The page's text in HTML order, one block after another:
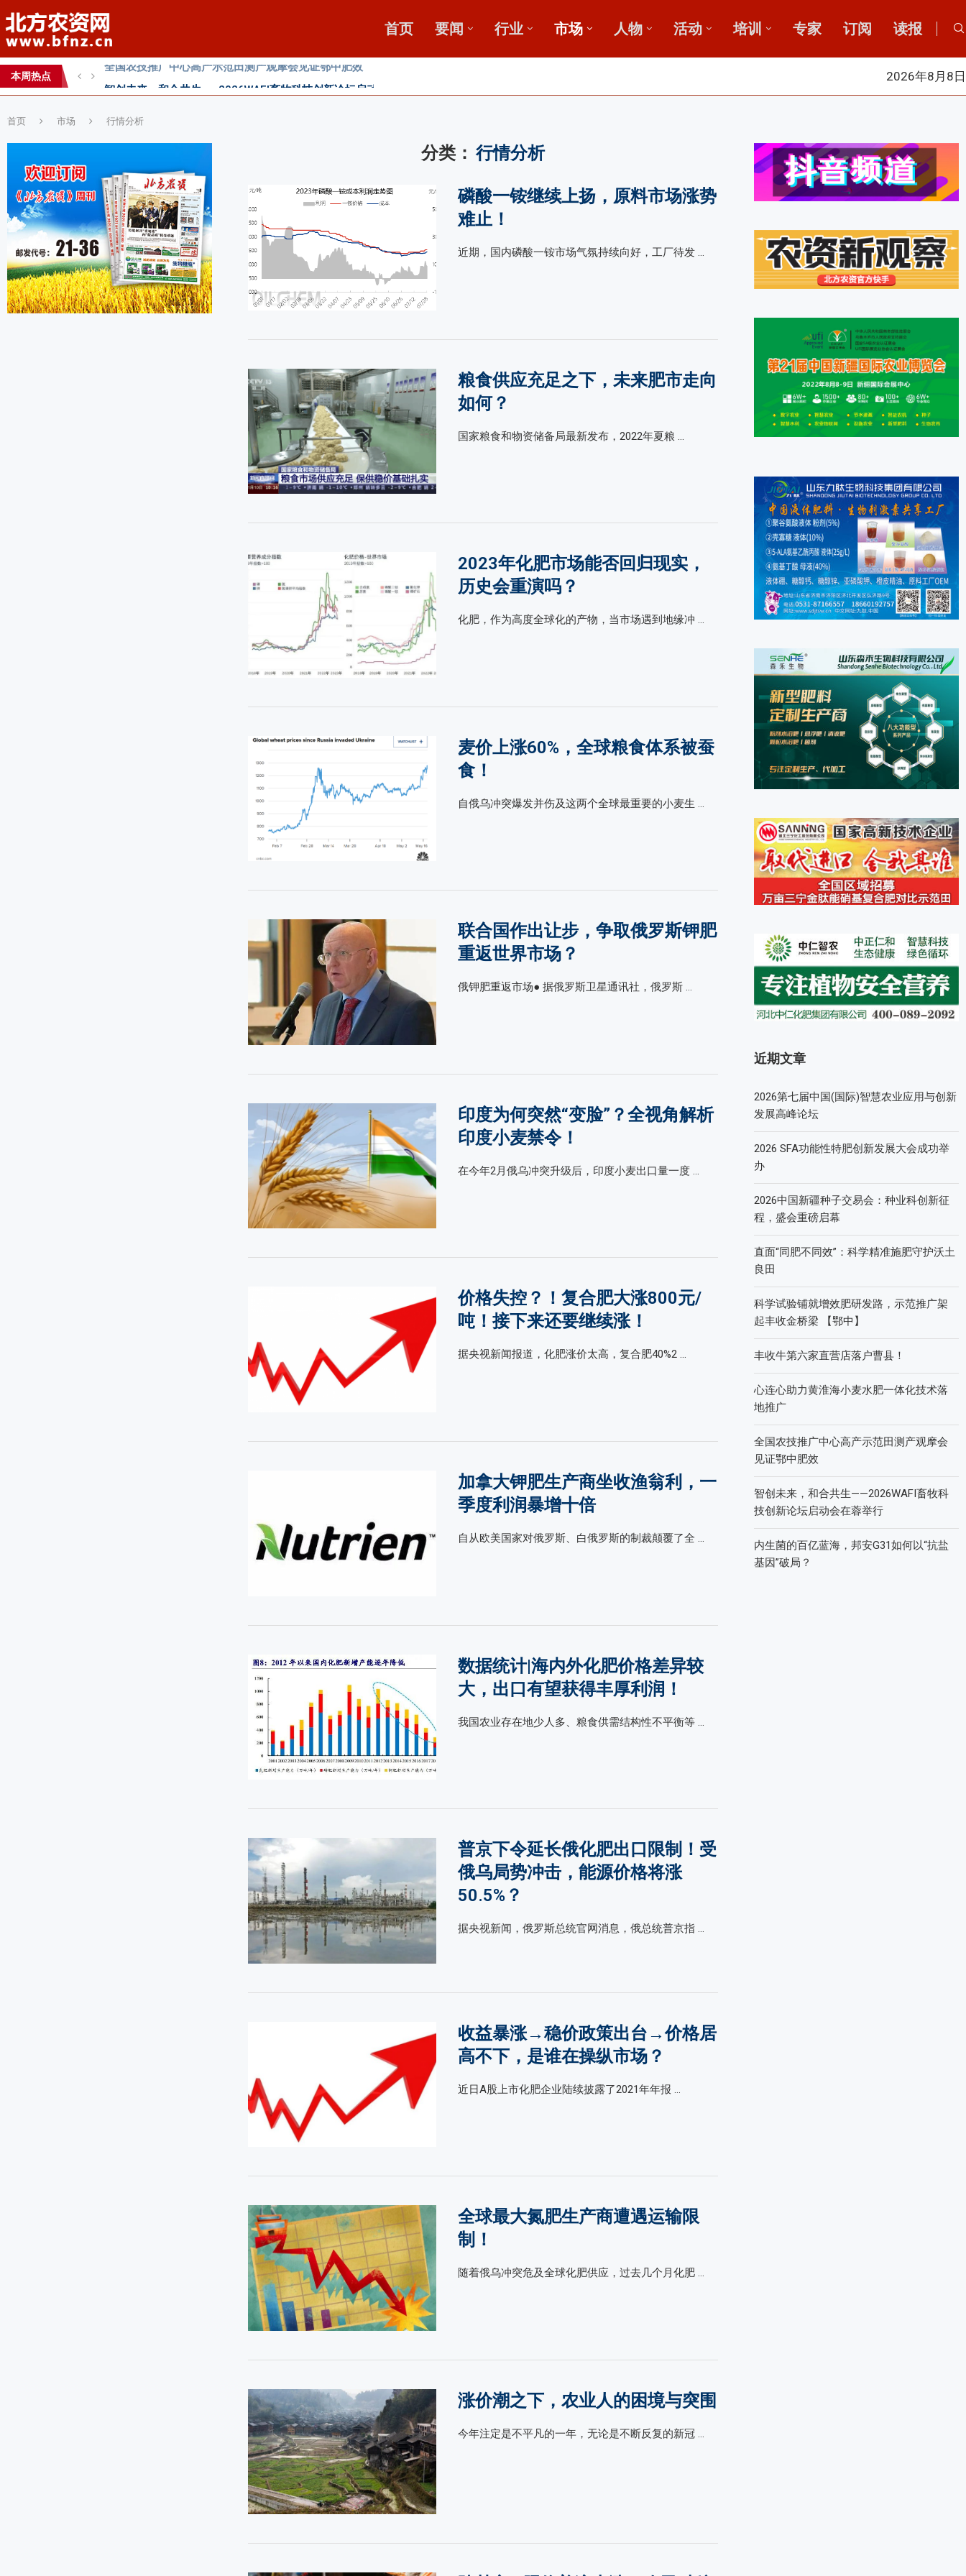
首页 要闻 行业 市场 人物 活动 培训 专家 订阅 读报
本周热点
内生菌的百亿蓝海，邦安G31如何以“抗盐基因”破局？
2026第七届中国(国际)智慧农业应用与创新发展高峰论坛
2026年8月8日
首页 市场 行情分析
分类： 行情分析
磷酸一铵继续上扬，原料市场涨势
难止！
近期，国内磷酸一铵市场气氛持续向好，工厂待发 …
粮食供应充足之下，未来肥市走向
如何？
国家粮食和物资储备局最新发布，2022年夏粮 …
2023年化肥市场能否回归现实，
历史会重演吗？
化肥，作为高度全球化的产物，当市场遇到地缘冲 …
麦价上涨60%，全球粮食体系被蚕
食！
自俄乌冲突爆发并伤及这两个全球最重要的小麦生 …
联合国作出让步，争取俄罗斯钾肥
重返世界市场？
俄钾肥重返市场● 据俄罗斯卫星通讯社，俄罗斯 …
印度为何突然“变脸”？全视角解析
印度小麦禁令！
在今年2月俄乌冲突升级后，印度小麦出口量一度 …
价格失控？！复合肥大涨800元/
吨！接下来还要继续涨！
据央视新闻报道，化肥涨价太高，复合肥40%2 …
加拿大钾肥生产商坐收渔翁利，一
季度利润暴增十倍
自从欧美国家对俄罗斯、白俄罗斯的制裁颠覆了全 …
数据统计|海内外化肥价格差异较
大，出口有望获得丰厚利润！
我国农业存在地少人多、粮食供需结构性不平衡等 …
普京下令延长俄化肥出口限制！受
俄乌局势冲击，能源价格将涨
50.5%？
据央视新闻，俄罗斯总统官网消息，俄总统普京指 …
收益暴涨→稳价政策出台→价格居
高不下，是谁在操纵市场？
近日A股上市化肥企业陆续披露了2021年年报 …
全球最大氮肥生产商遭遇运输限
制！
随着俄乌冲突危及全球化肥供应，过去几个月化肥 …
涨价潮之下，农业人的困境与突围
今年注定是不平凡的一年，无论是不断反复的新冠 …
近期文章
2026第七届中国(国际)智慧农业应用与创新
发展高峰论坛
2026 SFA功能性特肥创新发展大会成功举
办
2026中国新疆种子交易会：种业科创新征
程，盛会重磅启幕
直面“同肥不同效”：科学精准施肥守护沃土
良田
科学试验铺就增效肥研发路，示范推广架
起丰收金桥梁 【鄂中】
丰收牛第六家直营店落户曹县！
心连心助力黄淮海小麦水肥一体化技术落
地推广
全国农技推广中心高产示范田测产观摩会
见证鄂中肥效
智创未来，和合共生——2026WAFI畜牧科
技创新论坛启动会在蓉举行
内生菌的百亿蓝海，邦安G31如何以“抗盐
基因”破局？